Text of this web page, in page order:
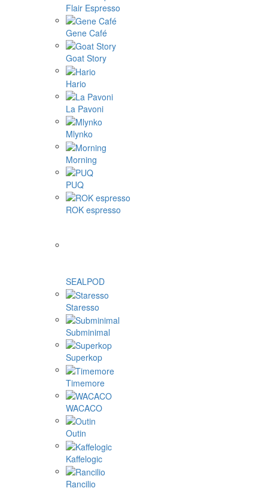
Flair Espresso
Gene Café
Goat Story
Hario
La Pavoni
Mlynko
Morning
PUQ
ROK espresso
SEALPOD
Staresso
Subminimal
Superkop
Timemore
WACACO
Outin
Kaffelogic
Rancilio